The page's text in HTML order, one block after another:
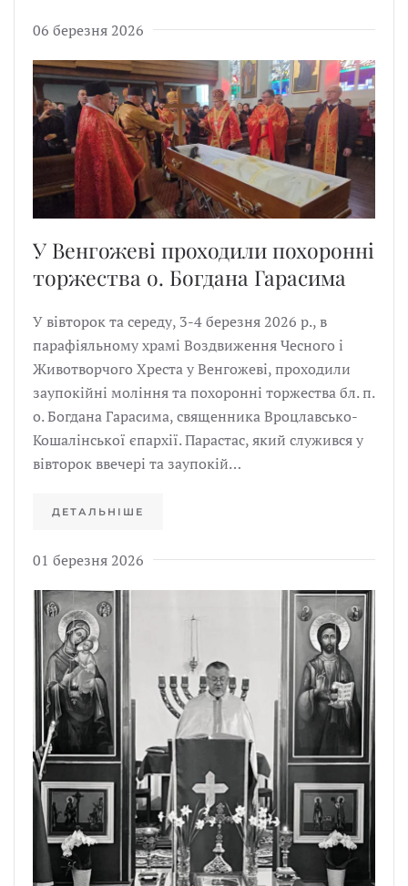
06 березня 2026
У Венгожеві проходили похоронні
торжества о. Богдана Гарасима
У вівторок та середу, 3-4 березня 2026 р., в
парафіяльному храмі Воздвиження Чесного і
Животворчого Хреста у Венгожеві, проходили
заупокійні моління та похоронні торжества бл. п.
о. Богдана Гарасима, священника Вроцлавсько-
Кошалінської єпархії. Парастас, який служився у
вівторок ввечері та заупокій…
ДЕТАЛЬНІШЕ
01 березня 2026